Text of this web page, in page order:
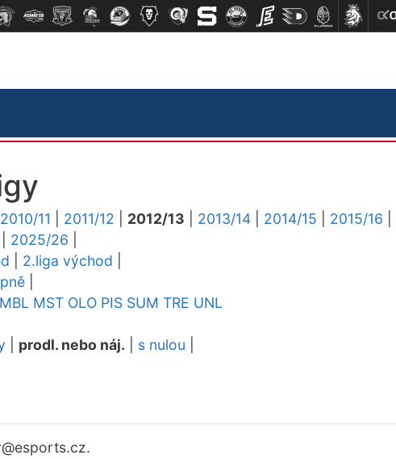
2010/11 2011/12 2012/13 2013/14 2014/15 2015/16
2025/26
2.liga východ
MBL MST OLO PIS SUM TRE UNL
prodl. nebo náj. s nulou
@esports.cz.